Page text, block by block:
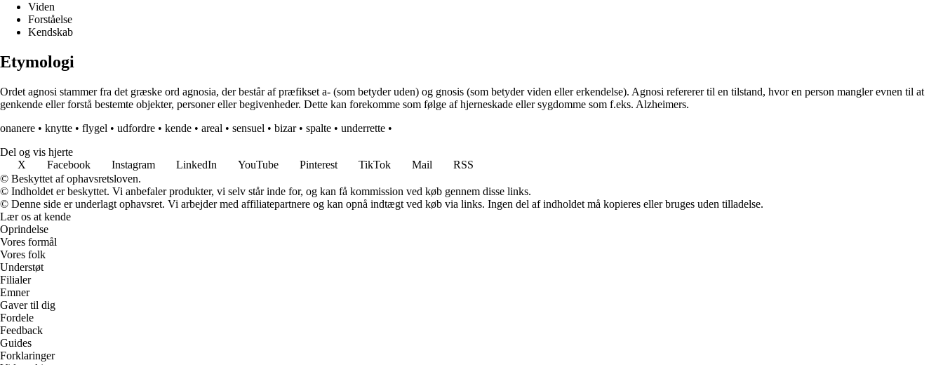
Viden
Forståelse
Kendskab
Etymologi
Ordet agnosi stammer fra det græske ord agnosia, der består af præfikset a- (som betyder uden) og gnosis (som betyder viden eller erkendelse). Agnosi refererer til en tilstand, hvor en person mangler evnen til at
genkende eller forstå bestemte objekter, personer eller begivenheder. Dette kan forekomme som følge af hjerneskade eller sygdomme som f.eks. Alzheimers.
onanere • knytte • flygel • udfordre • kende • areal • sensuel • bizar• spalte • underrette •
Del og vis hjerte
X
Facebook Instagram LinkedIn YouTube Pinterest TikTok Mail
RSS
© Beskyttet af ophavsretsloven.
© Indholdet er beskyttet. Vi anbefaler produkter, vi selv står inde for, og kan få kommission ved køb gennem disse links.
© Denne side er underlagt ophavsret. Vi arbejder med affiliatepartnere og kan opnå indtægt ved køb via links. Ingen del af indholdet må kopieres eller bruges uden tilladelse.
Lær os at kende
Oprindelse
Vores formål
Vores folk
Understøt
Filialer
Emner
Gaver til dig
Fordele
Feedback
Guides
Forklaringer